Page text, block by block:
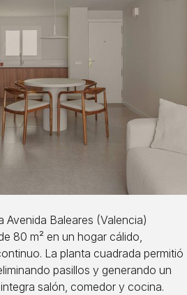
Avenida Baleares (Valencia)
80 m² en un hogar cálido,
La planta cuadrada permitió
pasillos y generando un
salón, comedor y cocina.